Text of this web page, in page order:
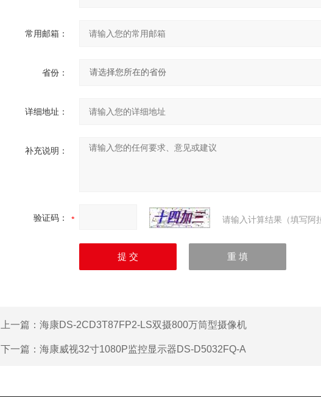
常用邮箱：
省份：
详细地址：
补充说明：
验证码： 请输入计算结果（填写阿
上一篇： 海康DS-2CD3T87FP2-LS双摄800万筒型摄像机
下一篇： 海康威视32寸1080P监控显示器DS-D5032FQ-A